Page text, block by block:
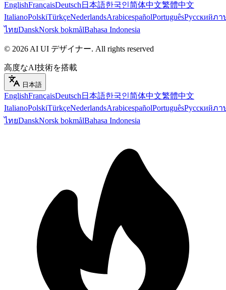
EnglishFrançaisDeutsch 日本語한국인简体中文繁體中文
ItalianoPolskiTürkçeNederlandsArabicespañolPortuguêsРусскийภา
ไทยDanskNorsk bokmålBahasa Indonesia
© 2026 AI UI デザイナー. All rights reserved
高度なAI技術を搭載
日本語
EnglishFrançaisDeutsch 日本語한국인简体中文繁體中文
ItalianoPolskiTürkçeNederlandsArabicespañolPortuguêsРусскийภา
ไทยDanskNorsk bokmålBahasa Indonesia